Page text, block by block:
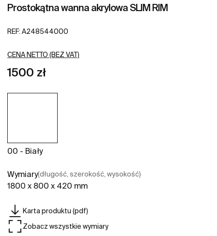
Prostokątna wanna akrylowa SLIM RIM
REF: A248544000
CENA NETTO (BEZ VAT)
1500 zł
00 - Biały
Wymiary(długość, szerokość, wysokość)
1800 x 800 x 420 mm
Karta produktu (pdf)
Zobacz wszystkie wymiary